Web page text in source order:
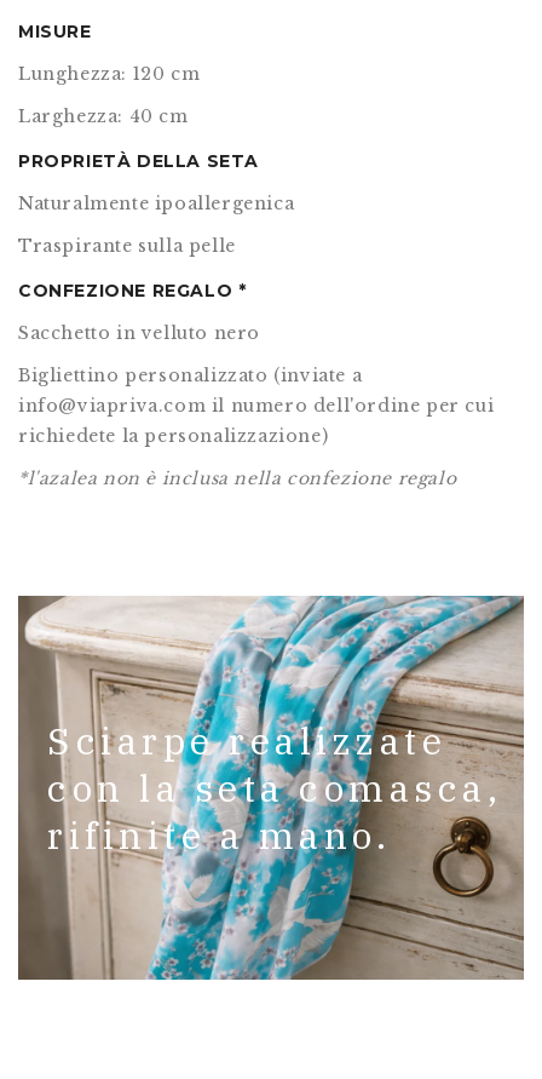
MISURE
Lunghezza: 120 cm
Larghezza: 40 cm
PROPRIETÀ DELLA SETA
Naturalmente ipoallergenica
Traspirante sulla pelle
CONFEZIONE REGALO *
Sacchetto in velluto nero
Bigliettino personalizzato (inviate a
info@viapriva.com il numero dell'ordine per cui
richiedete la personalizzazione)
*l'azalea non è inclusa nella confezione regalo
Sciarpe realizzate
con la seta comasca,
rifinite a mano.